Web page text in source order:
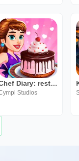
Chef Diary: restaurant spiele
Studios